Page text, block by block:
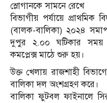
স্লোগানকে সামনে রেখে
বিভাগীয় পর্যায়ে প্রাথমিক
(বালক-বালিকা) ২০২৪
দুপুর ২.০০ ঘটিকার সময়
কমপ্লেক্স মাঠে শুরু হয়।
উক্ত খেলায় রাজশাহী
বালিকা দল অংশগ্রহণ করে।
বালিকা ফুটবল ফাইনালে